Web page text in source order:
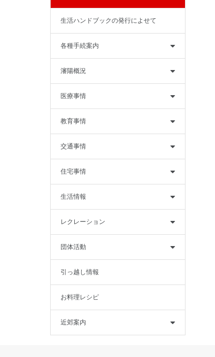
生活ハンドブックの発行によせて
各種手続案内
瀋陽概況
医療事情
教育事情
交通事情
住宅事情
生活情報
レクレーション
団体活動
引っ越し情報
お料理レシピ
近郊案内